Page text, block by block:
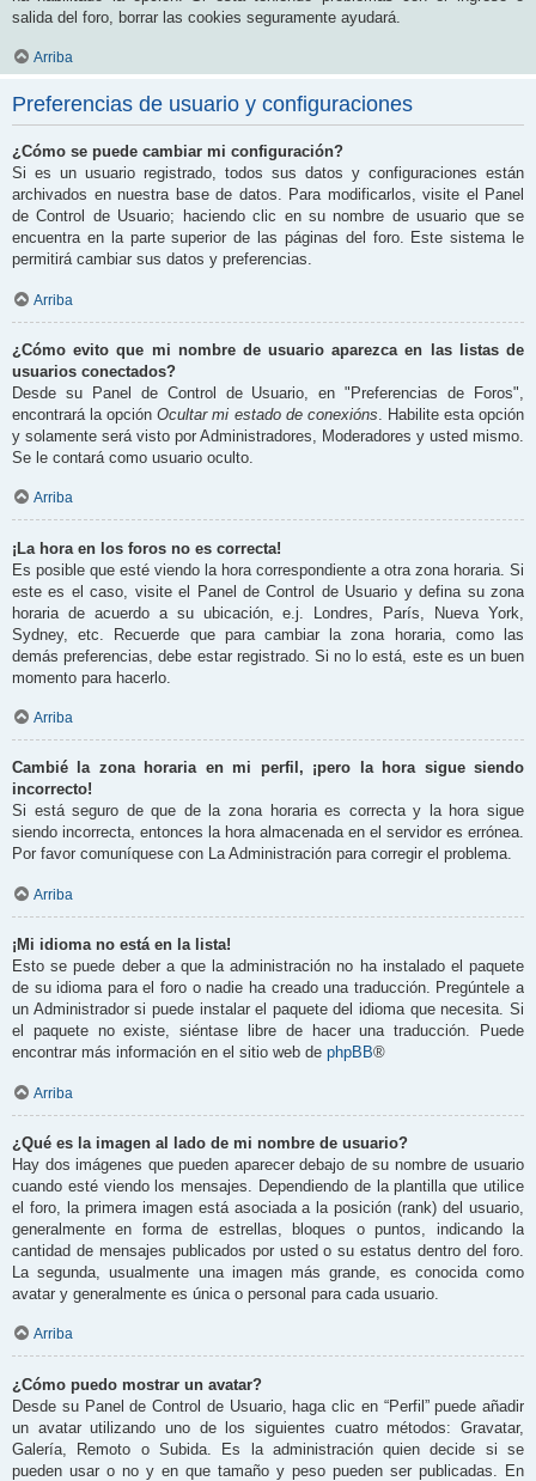
salida del foro, borrar las cookies seguramente ayudará.
Arriba
Preferencias de usuario y configuraciones
¿Cómo se puede cambiar mi configuración?
Si es un usuario registrado, todos sus datos y configuraciones están
archivados en nuestra base de datos. Para modificarlos, visite el Panel
de Control de Usuario; haciendo clic en su nombre de usuario que se
encuentra en la parte superior de las páginas del foro. Este sistema le
permitirá cambiar sus datos y preferencias.
Arriba
¿Cómo evito que mi nombre de usuario aparezca en las listas de
usuarios conectados?
Desde su Panel de Control de Usuario, en "Preferencias de Foros",
encontrará la opciónOcultar mi estado de conexións . Habilite esta opción
y solamente será visto por Administradores, Moderadores y usted mismo.
Se le contará como usuario oculto.
Arriba
¡La hora en los foros no es correcta!
Es posible que esté viendo la hora correspondiente a otra zona horaria. Si
este es el caso, visite el Panel de Control de Usuario y defina su zona
horaria de acuerdo a su ubicación, e.j. Londres, París, Nueva York,
Sydney, etc. Recuerde que para cambiar la zona horaria, como las
demás preferencias, debe estar registrado. Si no lo está, este es un buen
momento para hacerlo.
Arriba
Cambié la zona horaria en mi perfil, ¡pero la hora sigue siendo
incorrecto!
Si está seguro de que de la zona horaria es correcta y la hora sigue
siendo incorrecta, entonces la hora almacenada en el servidor es errónea.
Por favor comuníquese con La Administración para corregir el problema.
Arriba
¡Mi idioma no está en la lista!
Esto se puede deber a que la administración no ha instalado el paquete
de su idioma para el foro o nadie ha creado una traducción. Pregúntele a
un Administrador si puede instalar el paquete del idioma que necesita. Si
el paquete no existe, siéntase libre de hacer una traducción. Puede
encontrar más información en el sitio web de phpBB®
Arriba
¿Qué es la imagen al lado de mi nombre de usuario?
Hay dos imágenes que pueden aparecer debajo de su nombre de usuario
cuando esté viendo los mensajes. Dependiendo de la plantilla que utilice
el foro, la primera imagen está asociada a la posición (rank) del usuario,
generalmente en forma de estrellas, bloques o puntos, indicando la
cantidad de mensajes publicados por usted o su estatus dentro del foro.
La segunda, usualmente una imagen más grande, es conocida como
avatar y generalmente es única o personal para cada usuario.
Arriba
¿Cómo puedo mostrar un avatar?
Desde su Panel de Control de Usuario, haga clic en “Perfil” puede añadir
un avatar utilizando uno de los siguientes cuatro métodos: Gravatar,
Galería, Remoto o Subida. Es la administración quien decide si se
pueden usar o no y en que tamaño y peso pueden ser publicadas. En